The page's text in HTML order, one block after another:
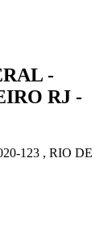
-
RJ -
123 , RIO DE